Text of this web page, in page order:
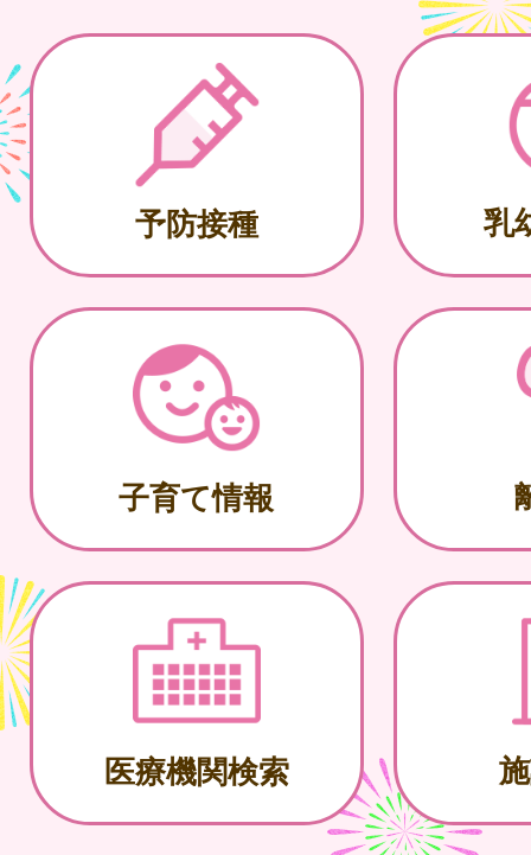
予防接種 乳
子育て情報
医療機関検索